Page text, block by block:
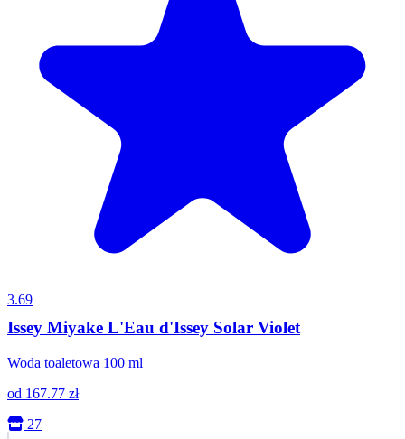
3.69
Issey Miyake L'Eau d'Issey Solar Violet
Woda toaletowa 100 ml
od 167.77 zł
27